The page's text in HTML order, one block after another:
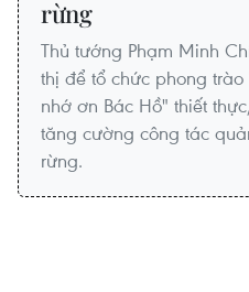
rừng
Thủ tướng Phạm Minh
thị để tổ chức phong
nhớ ơn Bác Hồ" thiết
tăng cường công tác
rừng.